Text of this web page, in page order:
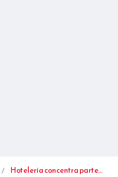
Hotelería concentra parte…